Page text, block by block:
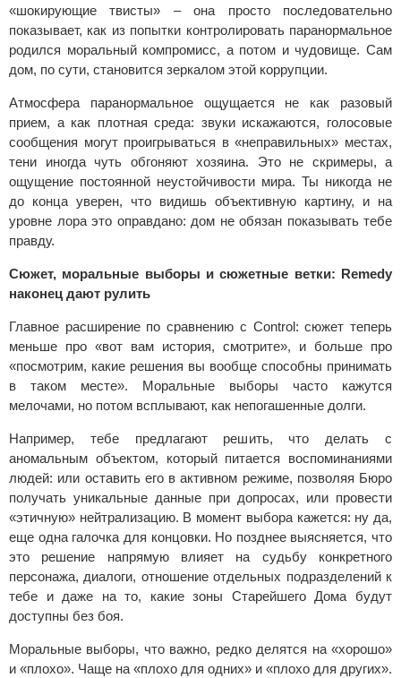
«шокирующие твисты» – она просто последовательно
показывает, как из попытки контролировать паранормальное
родился моральный компромисс, а потом и чудовище. Сам
дом, по сути, становится зеркалом этой коррупции.
Атмосфера паранормальное ощущается не как разовый
прием, а как плотная среда: звуки искажаются, голосовые
сообщения могут проигрываться в «неправильных» местах,
тени иногда чуть обгоняют хозяина. Это не скримеры, а
ощущение постоянной неустойчивости мира. Ты никогда не
до конца уверен, что видишь объективную картину, и на
уровне лора это оправдано: дом не обязан показывать тебе
правду.
Сюжет, моральные выборы и сюжетные ветки: Remedy
наконец дают рулить
Главное расширение по сравнению с Control: сюжет теперь
меньше про «вот вам история, смотрите», и больше про
«посмотрим, какие решения вы вообще способны принимать
в таком месте». Моральные выборы часто кажутся
мелочами, но потом всплывают, как непогашенные долги.
Например, тебе предлагают решить, что делать с
аномальным объектом, который питается воспоминаниями
людей: или оставить его в активном режиме, позволяя Бюро
получать уникальные данные при допросах, или провести
«этичную» нейтрализацию. В момент выбора кажется: ну да,
еще одна галочка для концовки. Но позднее выясняется, что
это решение напрямую влияет на судьбу конкретного
персонажа, диалоги, отношение отдельных подразделений к
тебе и даже на то, какие зоны Старейшего Дома будут
доступны без боя.
Моральные выборы, что важно, редко делятся на «хорошо»
и «плохо». Чаще на «плохо для одних» и «плохо для других».